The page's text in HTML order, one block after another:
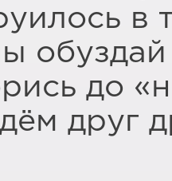
в
обуздай
до
друг